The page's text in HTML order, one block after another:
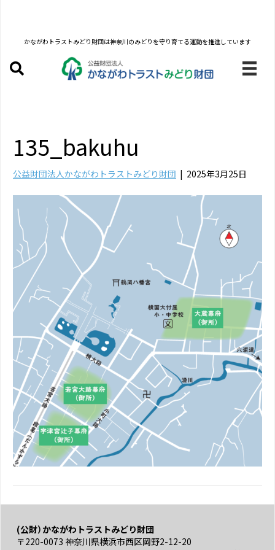
かながわトラストみどり財団は神奈川のみどりを守り育てる運動を推進しています
135_bakuhu
公益財団法人かながわトラストみどり財団 | 2025年3月25日
(公財）かながわトラストみどり財団
〒220-0073 神奈川県横浜市西区岡野2-12-20